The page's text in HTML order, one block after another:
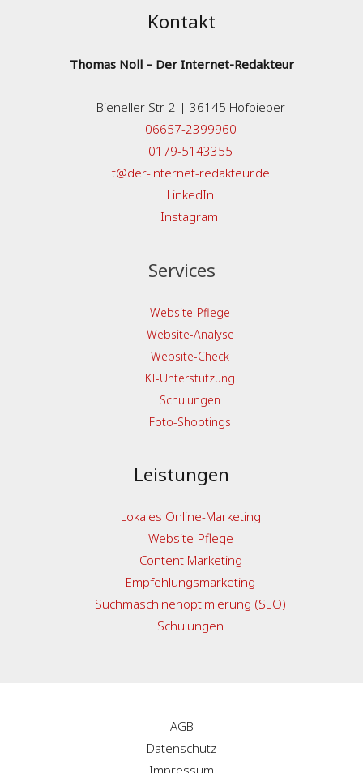
Kontakt
Thomas Noll – Der Internet-Redakteur
Bieneller Str. 2 | 36145 Hofbieber
06657-2399960
0179-5143355
t@der-internet-redakteur.de
LinkedIn
Instagram
Services
Website-Pflege
Website-Analyse
Website-Check
KI-Unterstützung
Schulungen
Foto-Shootings
Leistungen
Lokales Online-Marketing
Website-Pflege
Content Marketing
Empfehlungsmarketing
Suchmaschinenoptimierung (SEO)
Schulungen
AGB
Datenschutz
Impressum